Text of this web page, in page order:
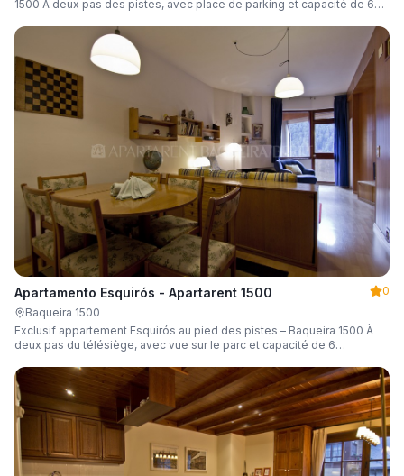
1500 À deux pas des pistes, avec place de parking et capacité de 6
Apartamento Esquirós - Apartarent 1500
0
Baqueira 1500
Exclusif appartement Esquirós au pied des pistes – Baqueira 1500 À
deux pas du télésiège, avec vue sur le parc et capacité de 6